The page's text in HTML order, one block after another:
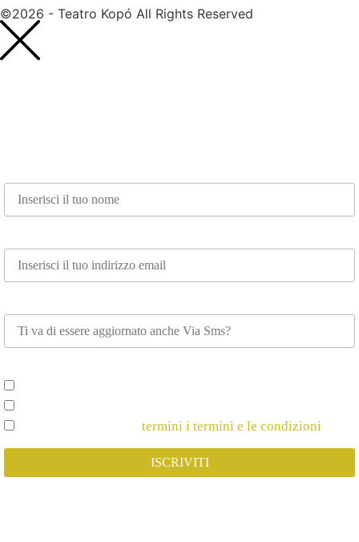
©2026 - Teatro Kopó All Rights Reserved
termini i termini e le condizioni